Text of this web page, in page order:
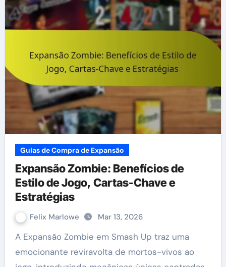
Guias de Compra de Expansão
Expansão Zombie: Benefícios de
Estilo de Jogo, Cartas-Chave e
Estratégias
Felix Marlowe Mar 13, 2026
A Expansão Zombie em Smash Up traz uma
emocionante reviravolta de mortos-vivos ao